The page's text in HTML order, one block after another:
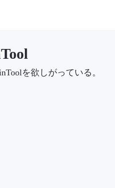
を欲しがっている。